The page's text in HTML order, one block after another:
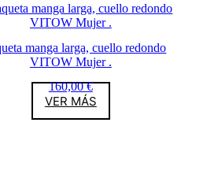
manga larga, cuello redondo
VITOW Mujer .
160,00€
VER MÁS